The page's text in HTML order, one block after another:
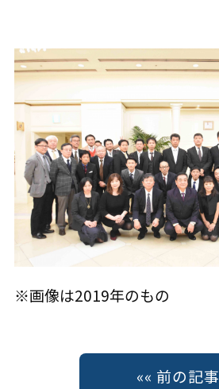
※画像は2019年のもの
«« 前の記事